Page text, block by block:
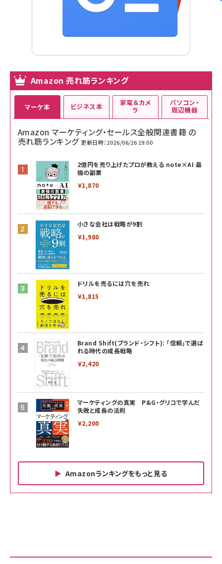
Amazon 売れ筋ランキング
マーケ本
Amazon マーケティング・セールス全般関連書籍 の
売れ筋ランキング 更新日時：2026/06/26 19:00
2億円を売り上げたプロが教える note×AI 最
強の副業
￥1,870
小さな会社は戦略が9割
￥1,980
ドリルを売るには穴を売れ
￥1,815
Brand Shift(ブランド・シフト): 「信頼」で選ば
れる時代の成長戦略
￥2,420
マーケティングの真実 P&G・グリコで学んだ
失敗と成長の法則
￥2,200
Amazonランキングをもっと見る
ビジネス本
￥880
家電＆カメ
ラ
サポート正規品 メーカー保証5年 KLMEA128G
パソコン・
周辺機器
サポート正規品 メーカー保証5年 KLMEA128G